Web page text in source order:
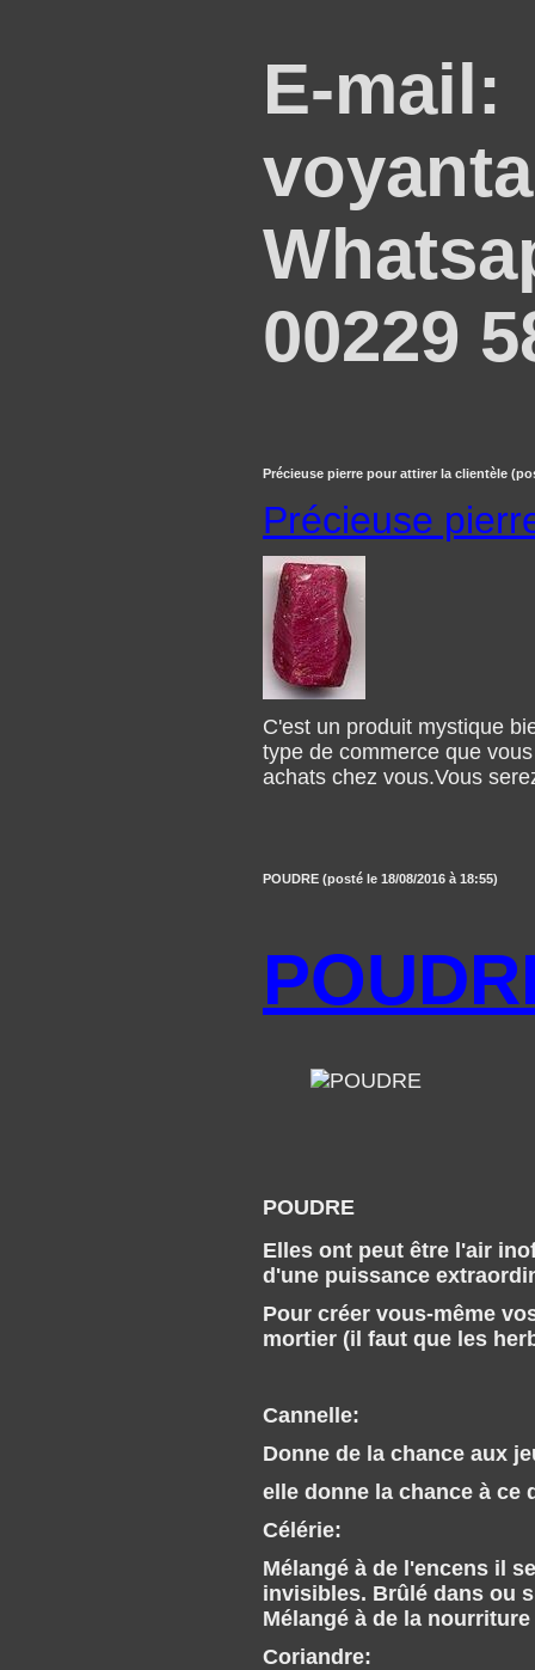
E-mail:
00229
Précieuse pierre pour attirer la clientèle
Précieuse
C'est un produit mystique
type de commerce que
achats chez vous.Vous
POUDRE (posté le 18/08/2016 à 18:55)
POUDRE
Elles ont peut être l'air
d'une puissance
Pour créer vous-même
mortier (il faut que les
Cannelle:
Donne de la chance aux
elle donne la chance à ce
Célérie:
Mélangé à de l'encens il
invisibles. Brûlé dans ou
Mélangé à de la
Coriandre: